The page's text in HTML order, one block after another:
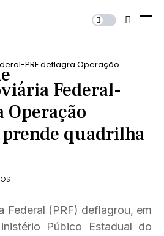
PRF deflagra Operação
em Ocara
Federal-
Operação
quadrilha
Federal (PRF) deflagrou, em
Púbico Estadual do